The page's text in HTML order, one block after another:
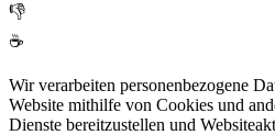
👎
☕
Wir verarbeiten personenbezogene
Website mithilfe von Cookies und
Dienste bereitzustellen und